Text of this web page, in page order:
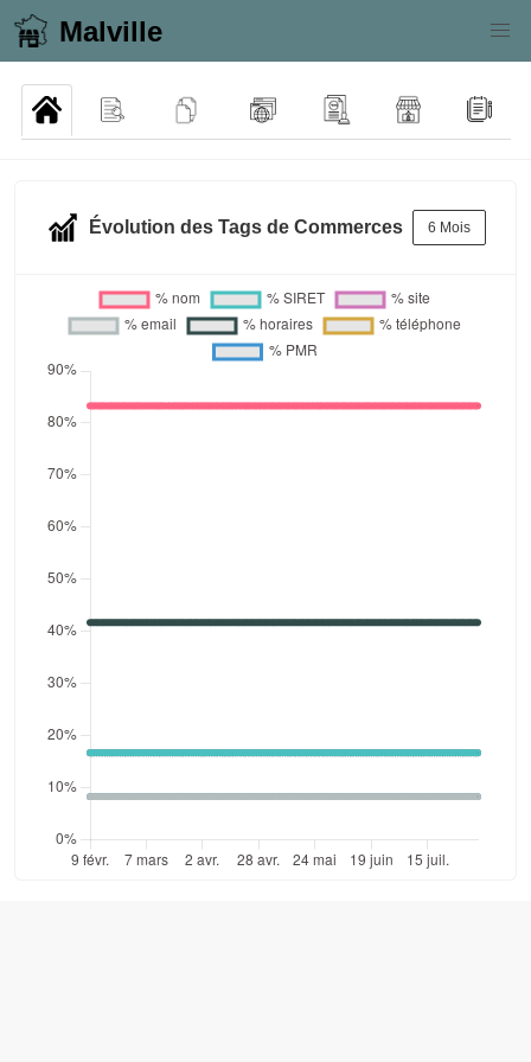
Malville
Évolution des Tags de Commerces 6 Mois